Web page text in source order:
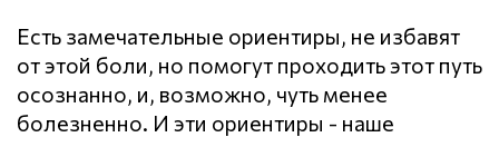
Есть замечательные ориентиры, не избавят
от этой боли, но помогут проходить этот путь
осознанно, и, возможно, чуть менее
болезненно. И эти ориентиры - наше